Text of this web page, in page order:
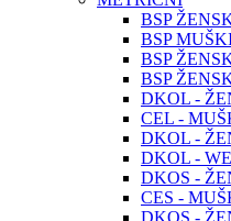
BSP
BSP
BSP
BSP
DKOL -
CEL -
DKOL -
DKOL -
DKOS -
CES -
DKOS -